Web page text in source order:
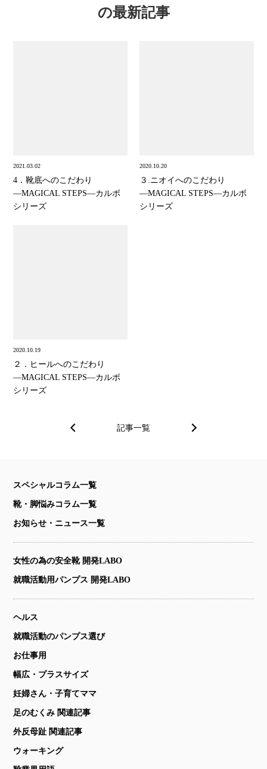
の最新記事
2021.03.02
4．靴底へのこだわり
―MAGICAL STEPS―カルボ
シリーズ
2020.10.20
３.ニオイへのこだわり
―MAGICAL STEPS―カルボ
シリーズ
2020.10.19
２．ヒールへのこだわり
―MAGICAL STEPS―カルボ
シリーズ
記事一覧
スペシャルコラム一覧
靴・脚悩みコラム一覧
お知らせ・ニュース一覧
女性の為の安全靴 開発LABO
就職活動用パンプス 開発LABO
ヘルス
就職活動のパンプス選び
お仕事用
幅広・プラスサイズ
妊婦さん・子育てママ
足のむくみ 関連記事
外反母趾 関連記事
ウォーキング